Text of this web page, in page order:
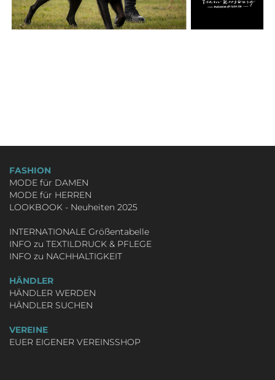
FASHION
MODE für DAMEN
MODE für HERREN
LOOKBOOK - Neuheiten 2025
INTERNATIONALE Größentabelle
INFO zu TEXTILDRUCK & PFLEGE
INFO zu NACHHALTIGKEIT
HÄNDLER
HÄNDLER WERDEN
HÄNDLER SUCHEN
VEREINE
EUER EIGENER VEREINSSHOP